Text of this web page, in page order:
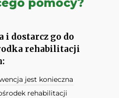
pomocy?
i dostarcz go do
rehabilitacji
jest konieczna
rehabilitacji